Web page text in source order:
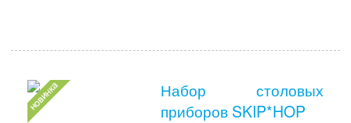
Набор столовых
приборов SKIP*HOP